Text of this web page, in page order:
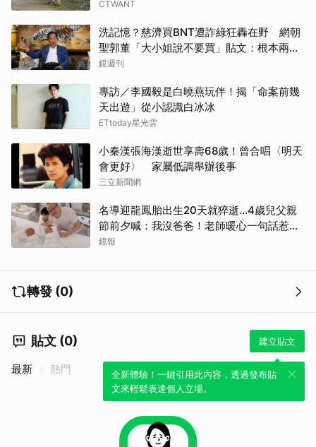
CTWANT
洗記憶？慈濟買BNT遭詐綠狂轟在野 網朝
聖郭董「大小姐說不要買」貼文：根本兩碼
事
鏡週刊
專訪／李國毅是白曉燕玩伴！揭「命案前幾
天出遊」從小認識白冰冰
ETtoday星光雲
小秦漢張海漢逝世享壽68歲！曾合唱〈明天
會更好〉 家屬低調舉辦後事
三立新聞網
名導迎龍鳳胎出生20天就猝逝...4歲兒父親
節前夕喊：我沒爸爸！老師暖心一句話惹哭
遺孀
鏡報
轉發 (0)
貼文 (0) 建立貼文
全新體驗！一鍵引用此內容，透過發布貼
文來輕鬆表達個人立場。
最新 熱門